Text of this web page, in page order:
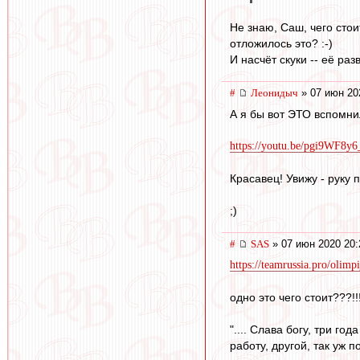
Не знаю, Саш, чего
отложилось это? :-)
И насчёт скуки -- её
# Леонидыч » 07 июн
А я бы вот ЭТО
https://youtu.be/
Красавец! Увижу - руку
;)
# SAS » 07 июн 2020
https://teamrussia.pro/
одно это чего
".... Слава богу, три
работу, другой, так уж